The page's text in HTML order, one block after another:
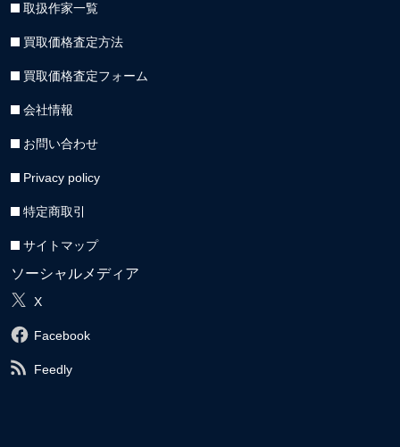
取扱作家一覧
買取価格査定方法
買取価格査定フォーム
会社情報
お問い合わせ
Privacy policy
特定商取引
サイトマップ
ソーシャルメディア
X
Facebook
Feedly